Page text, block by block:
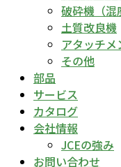
破砕機（混
土質改良機
アタッチメ
その他
部品
サービス
カタログ
会社情報
JCEの強み
お問い合わせ